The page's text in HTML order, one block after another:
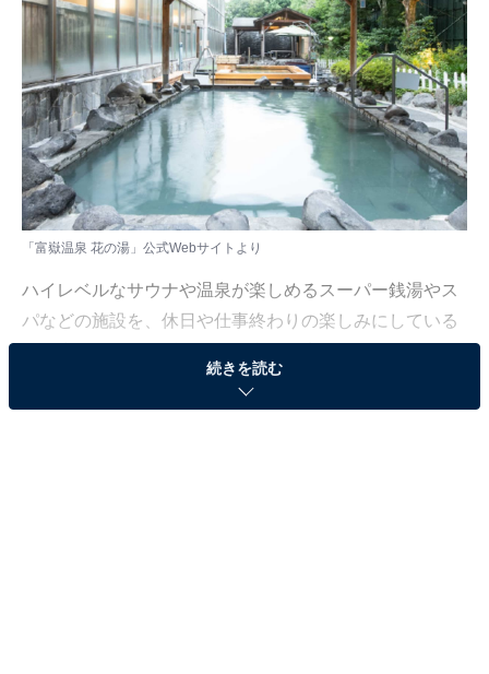
「富嶽温泉 花の湯」公式Webサイトより
ハイレベルなサウナや温泉が楽しめるスーパー銭湯やス
パなどの施設を、休日や仕事終わりの楽しみにしている
ムは、何物にも代えがたい時間ですよね。しかし、近年
では高い人気をほこる施設も多く、どこに行けばよいか
続きを読む